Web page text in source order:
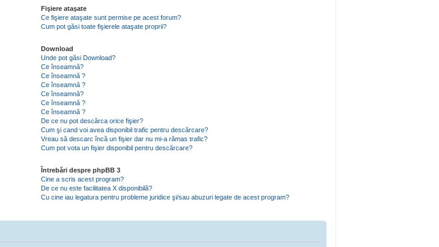
Fişiere ataşate
Ce fişiere ataşate sunt permise pe acest forum?
Cum pot găsi toate fişierele ataşate proprii?
Download
Unde pot găsi Download?
Ce înseamnă?
Ce înseamnă ?
Ce înseamnă ?
Ce înseamnă?
Ce înseamnă ?
Ce înseamnă ?
De ce nu pot descărca orice fişier?
Cum şi cand voi avea disponibil trafic pentru descărcare?
Vreau să descarc încă un fişier dar nu mi-a rămas trafic?
Cum pot vota un fişier disponibil pentru descărcare?
Întrebări despre phpBB 3
Cine a scris acest program?
De ce nu este facilitatea X disponibilă?
Cu cine iau legatura pentru probleme juridice şi/sau abuzuri legate de acest program?